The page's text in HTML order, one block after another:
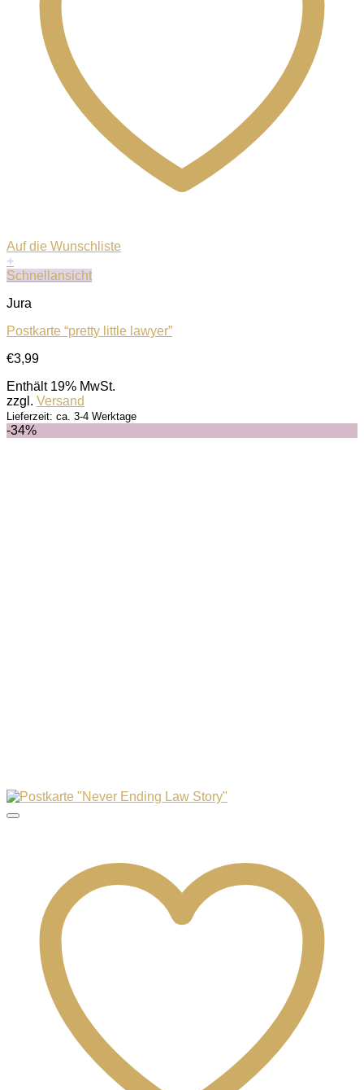
Auf die Wunschliste
+
Schnellansicht
Jura
Postkarte “pretty little lawyer”
€3,99
Enthält 19% MwSt.
zzgl. Versand
Lieferzeit: ca. 3-4 Werktage
-34%